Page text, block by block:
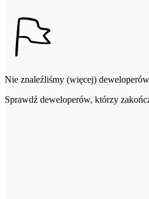
Nie znaleźliśmy (więcej)
Sprawdź deweloperów, którzy